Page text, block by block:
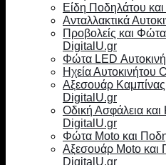
Είδη Ποδηλάτου
Ανταλλακτικά
Προβολείς και
DigitalU.gr
Φώτα LED
Ηχεία
Αξεσουάρ Καμπίνας
DigitalU.gr
Οδική Ασφάλεια και
DigitalU.gr
Φώτα Moto και
Αξεσουάρ Moto και
DigitalU.gr